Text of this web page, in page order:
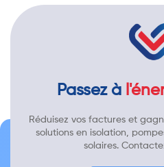
Passez à
Réduisez vos factures et
solutions en isolation,
solaires.